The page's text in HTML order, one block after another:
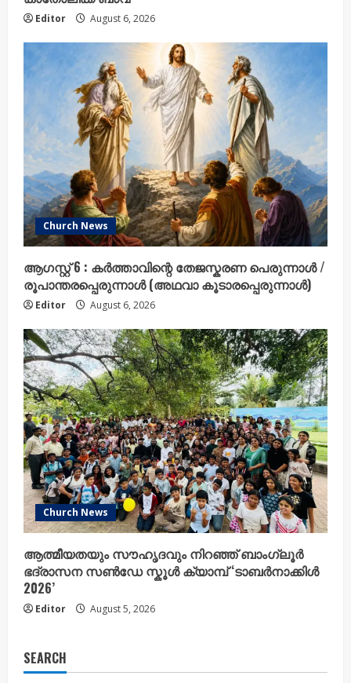
Editor August 6, 2026
Church News
ആഗസ്റ്റ് 6 : കർത്താവിന്റെ തേജസ്കരണ പെരുന്നാൾ /
രൂപാന്തരപ്പെരുന്നാൾ (അഥവാ കൂടാരപ്പെരുന്നാൾ)
Editor August 6, 2026
Church News
ആത്മീയതയും സൗഹൃദവും നിറഞ്ഞ് ബാംഗ്ലൂർ
ഭദ്രാസന സൺഡേ സ്കൂൾ ക്യാമ്പ് ‘ടാബർനാക്കിൾ
2026’
Editor August 5, 2026
SEARCH